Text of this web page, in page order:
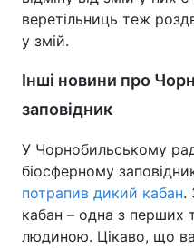
веретільниць теж
у змій.
Інші новини про
заповідник
У Чорнобильському
біосферному
потрапив дикий кабан.
кабан – одна з перших
людиною. Цікаво, що